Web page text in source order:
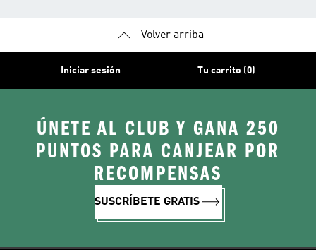
Volver arriba
Iniciar sesión Tu carrito (0)
ÚNETE AL CLUB Y GANA 250
PUNTOS PARA CANJEAR POR
RECOMPENSAS
SUSCRÍBETE GRATIS